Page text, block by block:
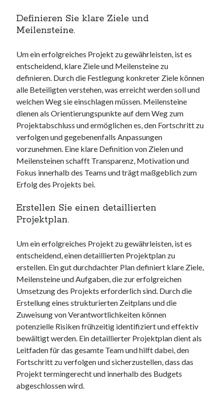
Definieren Sie klare Ziele und
Meilensteine.
Um ein erfolgreiches Projekt zu gewährleisten, ist es
entscheidend, klare Ziele und Meilensteine zu
definieren. Durch die Festlegung konkreter Ziele können
alle Beteiligten verstehen, was erreicht werden soll und
welchen Weg sie einschlagen müssen. Meilensteine
dienen als Orientierungspunkte auf dem Weg zum
Projektabschluss und ermöglichen es, den Fortschritt zu
verfolgen und gegebenenfalls Anpassungen
vorzunehmen. Eine klare Definition von Zielen und
Meilensteinen schafft Transparenz, Motivation und
Fokus innerhalb des Teams und trägt maßgeblich zum
Erfolg des Projekts bei.
Erstellen Sie einen detaillierten
Projektplan.
Um ein erfolgreiches Projekt zu gewährleisten, ist es
entscheidend, einen detaillierten Projektplan zu
erstellen. Ein gut durchdachter Plan definiert klare Ziele,
Meilensteine und Aufgaben, die zur erfolgreichen
Umsetzung des Projekts erforderlich sind. Durch die
Erstellung eines strukturierten Zeitplans und die
Zuweisung von Verantwortlichkeiten können
potenzielle Risiken frühzeitig identifiziert und effektiv
bewältigt werden. Ein detaillierter Projektplan dient als
Leitfaden für das gesamte Team und hilft dabei, den
Fortschritt zu verfolgen und sicherzustellen, dass das
Projekt termingerecht und innerhalb des Budgets
abgeschlossen wird.